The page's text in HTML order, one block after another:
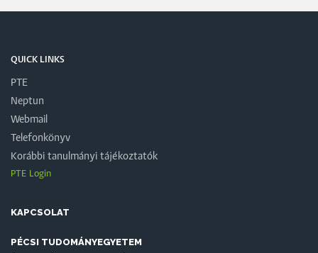
QUICK LINKS
PTE
Neptun
Webmail
Telefonkönyv
Korábbi tanulmányi tájékoztatók
PTE Login
KAPCSOLAT
PÉCSI TUDOMÁNYEGYETEM